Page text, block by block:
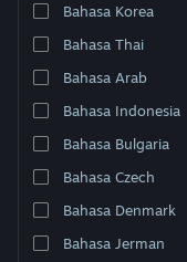
Lihat laman web desktop
Bahasa Korea
Bahasa Thai
Bahasa Arab
Bahasa Indonesia
Bahasa Bulgaria
Bahasa Czech
Bahasa Denmark
Bahasa Jerman